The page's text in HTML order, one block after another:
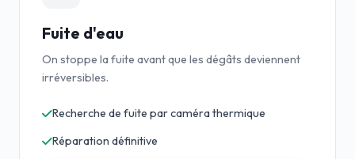
Fuite d'eau
On stoppe la fuite avant que les dégâts deviennent
irréversibles.
Recherche de fuite par caméra thermique
Réparation définitive